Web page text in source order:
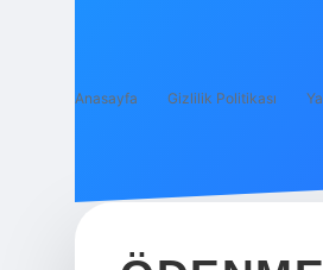
Anasayfa Gizlilik Politikası